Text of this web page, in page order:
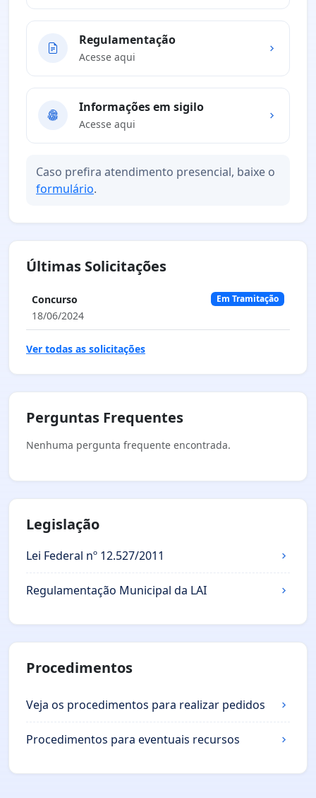
Regulamentação
Acesse aqui
Informações em sigilo
Acesse aqui
Caso prefira atendimento presencial, baixe o
formulário.
Últimas Solicitações
Concurso
18/06/2024
Em Tramitação
Ver todas as solicitações
Perguntas Frequentes
Nenhuma pergunta frequente encontrada.
Legislação
Lei Federal nº 12.527/2011
Regulamentação Municipal da LAI
Procedimentos
Veja os procedimentos para realizar pedidos
Procedimentos para eventuais recursos